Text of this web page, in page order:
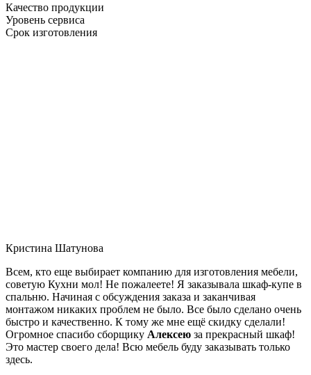
Качество продукции
Уровень сервиса
Срок изготовления
Кристина Шатунова
Всем, кто еще выбирает компанию для изготовления мебели,
советую Кухни мол! Не пожалеете! Я заказывала шкаф-купе в
спальню. Начиная с обсуждения заказа и заканчивая
монтажом никаких проблем не было. Все было сделано очень
быстро и качественно. К тому же мне ещё скидку сделали!
Огромное спасибо сборщику Алексею за прекрасный шкаф!
Это мастер своего дела! Всю мебель буду заказывать только
здесь.